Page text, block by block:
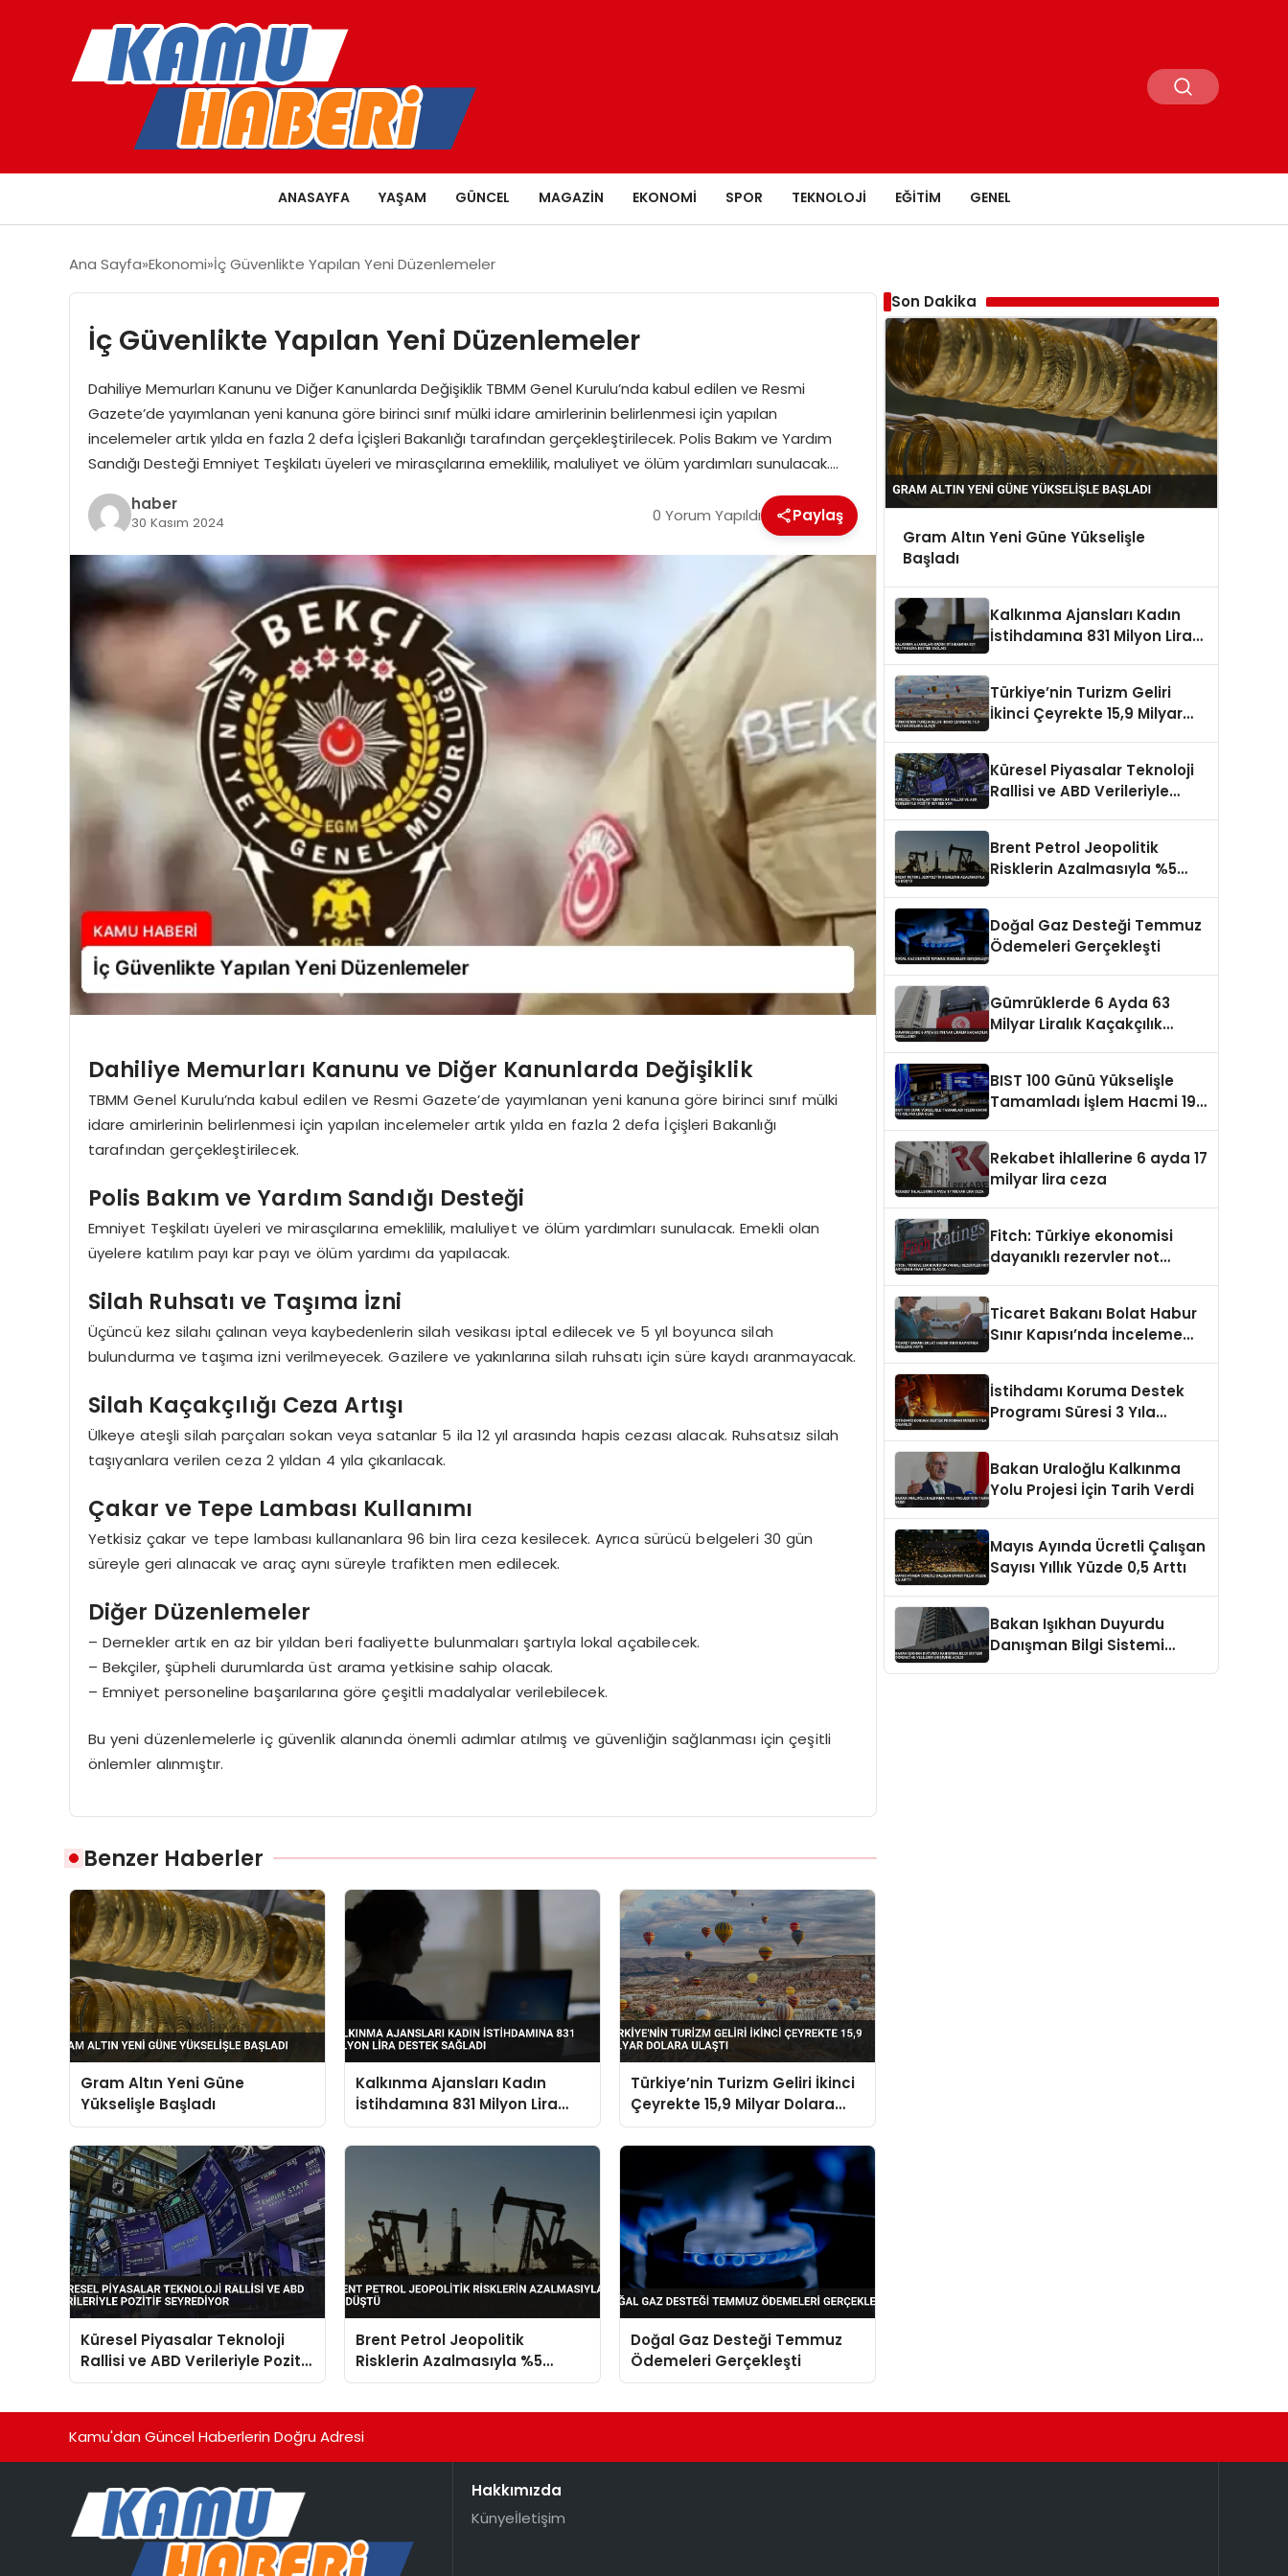
ANASAYFA YAŞAM GÜNCEL MAGAZIN EKONOMI SPOR TEKNOLOJI EĞITIM GENEL
Ana Sayfa Ekonomi İç Güvenlikte Yapılan Yeni Düzenlemeler
İç Güvenlikte Yapılan Yeni Düzenlemeler
Dahiliye Memurları Kanunu ve Diğer Kanunlarda Değişiklik TBMM Genel Kurulu’nda kabul edilen ve Resmi
Gazete’de yayımlanan yeni kanuna göre birinci sınıf mülki idare amirlerinin belirlenmesi için yapılan
incelemeler artık yılda en fazla 2 defa İçişleri Bakanlığı tarafından gerçekleştirilecek. Polis Bakım ve Yardım
Sandığı Desteği Emniyet Teşkilatı üyeleri ve mirasçılarına emeklilik, maluliyet ve ölüm yardımları sunulacak….
haber
30 Kasım 2024 0 Yorum Yapıldı Paylaş
Dahiliye Memurları Kanunu ve Diğer Kanunlarda Değişiklik
TBMM Genel Kurulu’nda kabul edilen ve Resmi Gazete’de yayımlanan yeni kanuna göre birinci sınıf mülki
idare amirlerinin belirlenmesi için yapılan incelemeler artık yılda en fazla 2 defa İçişleri Bakanlığı
tarafından gerçekleştirilecek.
Polis Bakım ve Yardım Sandığı Desteği
Emniyet Teşkilatı üyeleri ve mirasçılarına emeklilik, maluliyet ve ölüm yardımları sunulacak. Emekli olan
üyelere katılım payı kar payı ve ölüm yardımı da yapılacak.
Silah Ruhsatı ve Taşıma İzni
Üçüncü kez silahı çalınan veya kaybedenlerin silah vesikası iptal edilecek ve 5 yıl boyunca silah
bulundurma ve taşıma izni verilmeyecek. Gazilere ve yakınlarına silah ruhsatı için süre kaydı aranmayacak.
Silah Kaçakçılığı Ceza Artışı
Ülkeye ateşli silah parçaları sokan veya satanlar 5 ila 12 yıl arasında hapis cezası alacak. Ruhsatsız silah
taşıyanlara verilen ceza 2 yıldan 4 yıla çıkarılacak.
Çakar ve Tepe Lambası Kullanımı
Yetkisiz çakar ve tepe lambası kullananlara 96 bin lira ceza kesilecek. Ayrıca sürücü belgeleri 30 gün
süreyle geri alınacak ve araç aynı süreyle trafikten men edilecek.
Diğer Düzenlemeler
– Dernekler artık en az bir yıldan beri faaliyette bulunmaları şartıyla lokal açabilecek.
– Bekçiler, şüpheli durumlarda üst arama yetkisine sahip olacak.
– Emniyet personeline başarılarına göre çeşitli madalyalar verilebilecek.
Bu yeni düzenlemelerle iç güvenlik alanında önemli adımlar atılmış ve güvenliğin sağlanması için çeşitli
önlemler alınmıştır.
Benzer Haberler
Gram Altın Yeni Güne
Yükselişle Başladı
Kalkınma Ajansları Kadın
İstihdamına 831 Milyon Lira
Destek Sağladı
Türkiye’nin Turizm Geliri İkinci
Çeyrekte 15,9 Milyar Dolara
Ulaştı
Küresel Piyasalar Teknoloji
Rallisi ve ABD Verileriyle Pozitif
Seyrediyor
Brent Petrol Jeopolitik
Risklerin Azalmasıyla %5
Düştü
Doğal Gaz Desteği Temmuz
Ödemeleri Gerçekleşti
Son Dakika
Gram Altın Yeni Güne Yükselişle
Başladı
Kalkınma Ajansları Kadın
İstihdamına 831 Milyon Lira
Türkiye’nin Turizm Geliri
İkinci Çeyrekte 15,9 Milyar
Küresel Piyasalar Teknoloji
Rallisi ve ABD Verileriyle
Brent Petrol Jeopolitik
Risklerin Azalmasıyla %5
Doğal Gaz Desteği Temmuz
Ödemeleri Gerçekleşti
Gümrüklerde 6 Ayda 63
Milyar Liralık Kaçakçılık
BIST 100 Günü Yükselişle
Tamamladı İşlem Hacmi 193
Rekabet ihlallerine 6 ayda 17
milyar lira ceza
Fitch: Türkiye ekonomisi
dayanıklı rezervler not
Ticaret Bakanı Bolat Habur
Sınır Kapısı’nda İnceleme
İstihdamı Koruma Destek
Programı Süresi 3 Yıla
Bakan Uraloğlu Kalkınma
Yolu Projesi İçin Tarih Verdi
Mayıs Ayında Ücretli Çalışan
Sayısı Yıllık Yüzde 0,5 Arttı
Bakan Işıkhan Duyurdu
Danışman Bilgi Sistemi
Kamu'dan Güncel Haberlerin Doğru Adresi
Hakkımızda
Künyeİletişim